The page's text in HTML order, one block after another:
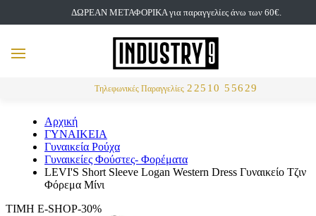
ΔΩΡΕΑΝ ΜΕΤΑΦΟΡΙΚΑ για παραγγελίες άνω των 60€.
Τηλεφωνικές Παραγγελίες 22510 55629
MENU
Αρχική
ΓΥΝΑΙΚΕΙΑ
Γυναικεία Ρούχα
Γυναικείες Φούστες- Φορέματα
LEVI'S Short Sleeve Logan Western Dress Γυναικείο Τζιν
Φόρεμα Μίνι
ΤΙΜΗ E-SHOP-30%